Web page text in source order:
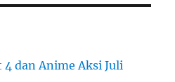
4 dan Anime Aksi Juli